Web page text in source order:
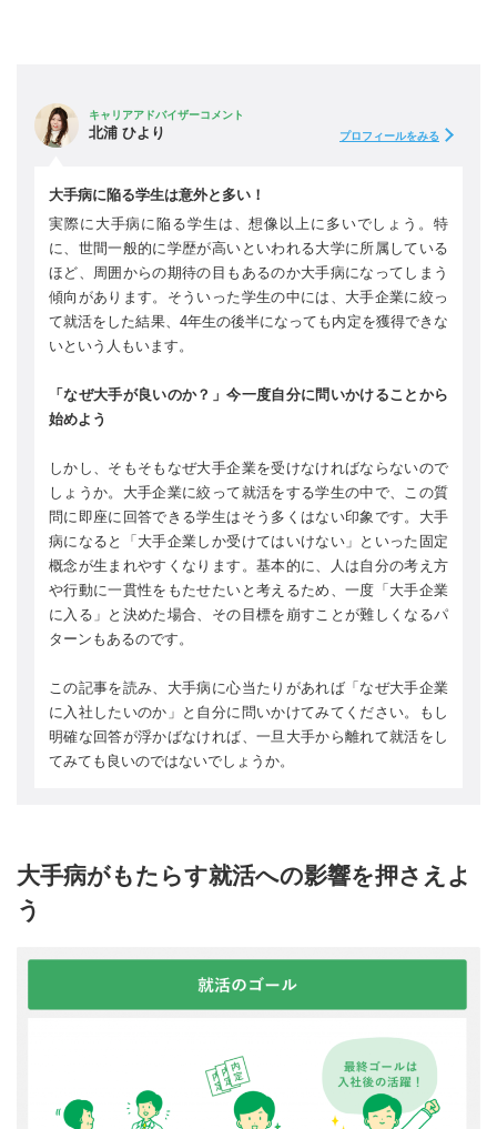
キャリアアドバイザーコメント
北浦 ひより プロフィールをみる
大手病に陥る学生は意外と多い！
実際に大手病に陥る学生は、想像以上に多いでしょう。特
に、世間一般的に学歴が高いといわれる大学に所属している
ほど、周囲からの期待の目もあるのか大手病になってしまう
傾向があります。そういった学生の中には、大手企業に絞っ
て就活をした結果、4年生の後半になっても内定を獲得できな
いという人もいます。
「なぜ大手が良いのか？」今一度自分に問いかけることから
始めよう
しかし、そもそもなぜ大手企業を受けなければならないので
しょうか。大手企業に絞って就活をする学生の中で、この質
問に即座に回答できる学生はそう多くはない印象です。大手
病になると「大手企業しか受けてはいけない」といった固定
概念が生まれやすくなります。基本的に、人は自分の考え方
や行動に一貫性をもたせたいと考えるため、一度「大手企業
に入る」と決めた場合、その目標を崩すことが難しくなるパ
ターンもあるのです。
この記事を読み、大手病に心当たりがあれば「なぜ大手企業
に入社したいのか」と自分に問いかけてみてください。もし
明確な回答が浮かばなければ、一旦大手から離れて就活をし
てみても良いのではないでしょうか。
大手病がもたらす就活への影響を押さえよ
う